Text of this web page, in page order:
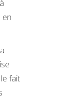
en
fait